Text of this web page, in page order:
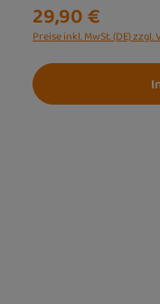
29,90 €
Preise inkl. MwSt. (DE)